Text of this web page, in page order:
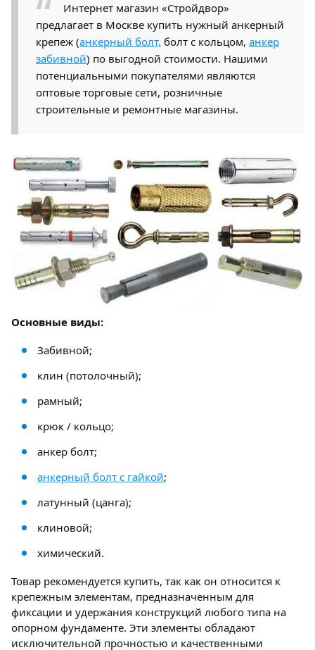
Интернет магазин «Стройдвор»
предлагает в Москве купить нужный анкерный
крепеж (анкерный болт, болт с кольцом, анкер
забивной) по выгодной стоимости. Нашими
потенциальными покупателями являются
оптовые торговые сети, розничные
строительные и ремонтные магазины.
Основные виды:
Забивной;
клин (потолочный);
рамный;
крюк / кольцо;
анкер болт;
анкерный болт с гайкой;
латунный (цанга);
клиновой;
химический.
Товар рекомендуется купить, так как он относится к
крепежным элементам, предназначенным для
фиксации и удержания конструкций любого типа на
опорном фундаменте. Эти элементы обладают
исключительной прочностью и качественными